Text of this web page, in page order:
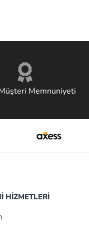
Memnuniyeti
HİZMETLERİ